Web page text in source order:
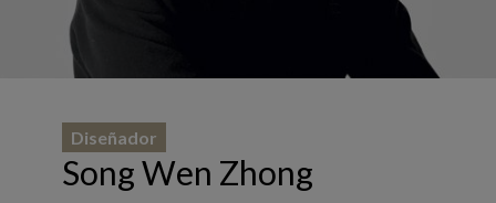
Song Wen Zhong
Diseñador